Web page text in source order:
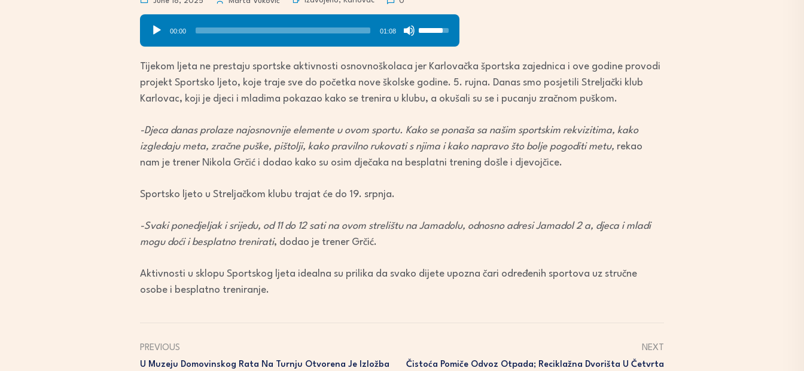
Audio
Player
00:00 01:08
Use
Up/Down
to
increase
decrease
volume.
Tijekom ljeta ne prestaju sportske aktivnosti osnovnoškolaca jer Karlovačka športska zajednica i ove godine provodi
projekt Sportsko ljeto, koje traje sve do početka nove školske godine. 5. rujna. Danas smo posjetili Streljački klub
Karlovac, koji je djeci i mladima pokazao kako se trenira u klubu, a okušali su se i pucanju zračnom puškom.
-Djeca danas prolaze najosnovnije elemente u ovom sportu. Kako se ponaša sa našim sportskim rekvizitima, kako
izgledaju meta, zračne puške, pištolji, kako pravilno rukovati s njima i kako napravo što bolje pogoditi metu, rekao
nam je trener Nikola Grčić i dodao kako su osim dječaka na besplatni trening došle i djevojčice.
Sportsko ljeto u Streljačkom klubu trajat će do 19. srpnja.
-Svaki ponedjeljak i srijedu, od 11 do 12 sati na ovom strelištu na Jamadolu, odnosno adresi Jamadol 2 a, djeca i mladi
mogu doći i besplatno trenirati, dodao je trener Grčić.
Aktivnosti u sklopu Sportskog ljeta idealna su prilika da svako dijete upozna čari određenih sportova uz stručne
osobe i besplatno treniranje.
PREVIOUS
U Muzeju Domovinskog Rata Na Turnju Otvorena Je Izložba
NEXT
Čistoća Pomiče Odvoz Otpada; Reciklažna Dvorišta U Četvrta